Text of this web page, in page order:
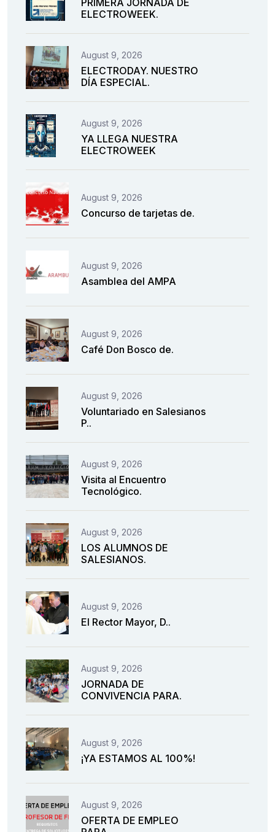
PRIMERA JORNADA DE
ELECTROWEEK.
August 9, 2026
ELECTRODAY. NUESTRO
DÍA ESPECIAL.
August 9, 2026
YA LLEGA NUESTRA
ELECTROWEEK
August 9, 2026
Concurso de tarjetas de.
August 9, 2026
Asamblea del AMPA
August 9, 2026
Café Don Bosco de.
August 9, 2026
Voluntariado en Salesianos
P..
August 9, 2026
Visita al Encuentro
Tecnológico.
August 9, 2026
LOS ALUMNOS DE
SALESIANOS.
August 9, 2026
El Rector Mayor, D..
August 9, 2026
JORNADA DE
CONVIVENCIA PARA.
August 9, 2026
¡YA ESTAMOS AL 100%!
August 9, 2026
OFERTA DE EMPLEO